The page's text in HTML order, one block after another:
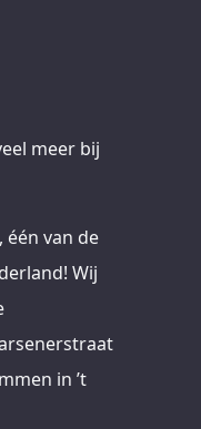
meer bij
één van de
Wij
in ’t